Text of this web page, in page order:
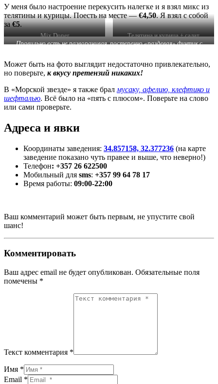
У меня было настроение перекусить налегке и я взял микс из
телятины и курицы. Поесть на месте —€4,50. Я взял с собой
за€5.
Mix Doner
Телятина и курица + салат
Правильно есть не разворачивая, постепенно «раздевая» фунтик с
Может быть на фото выглядит недостаточно привлекательно,
но поверьте, к вкусу претензий никаких!
В «Морской звезде» я также бралмусаку, афелию, клефтико и
шефталью. Всё было на «пять с плюсом». Поверьте на слово
или сами проверьте.
Адреса и явки
Координаты заведения: 34.857158, 32.377236 (на карте
заведение показано чуть правее и выше, что неверно!)
Телефон: +357 26 622500
Мобильный для sms: +357 99 64 78 17
Время работы: 09:00-22:00
Ваш комментарий может быть первым, не упустите свой
шанс!
Комментировать
Ваш адрес email не будет опубликован. Обязательные поля
помечены *
Текст комментария *
Имя *
Email *